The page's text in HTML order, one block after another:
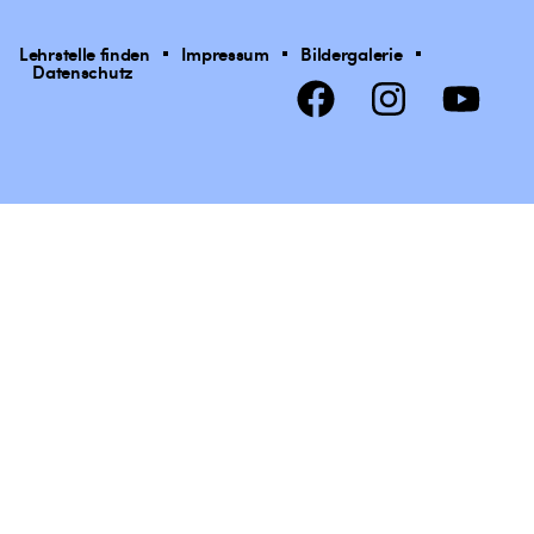
Lehrstelle finden Impressum Bildergalerie
Datenschutz